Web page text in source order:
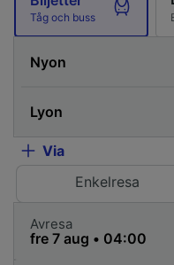
Tåg och buss
Via
Enkelresa
Avresa